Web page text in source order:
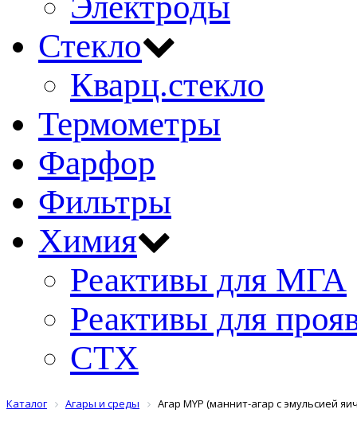
Стекло
Кварц.стекло
Термометры
Фарфор
Фильтры
Химия
Реактивы для МГА
Реактивы для
СТХ
Каталог Агары и среды Агар MYP (маннит-агар с эмульсией